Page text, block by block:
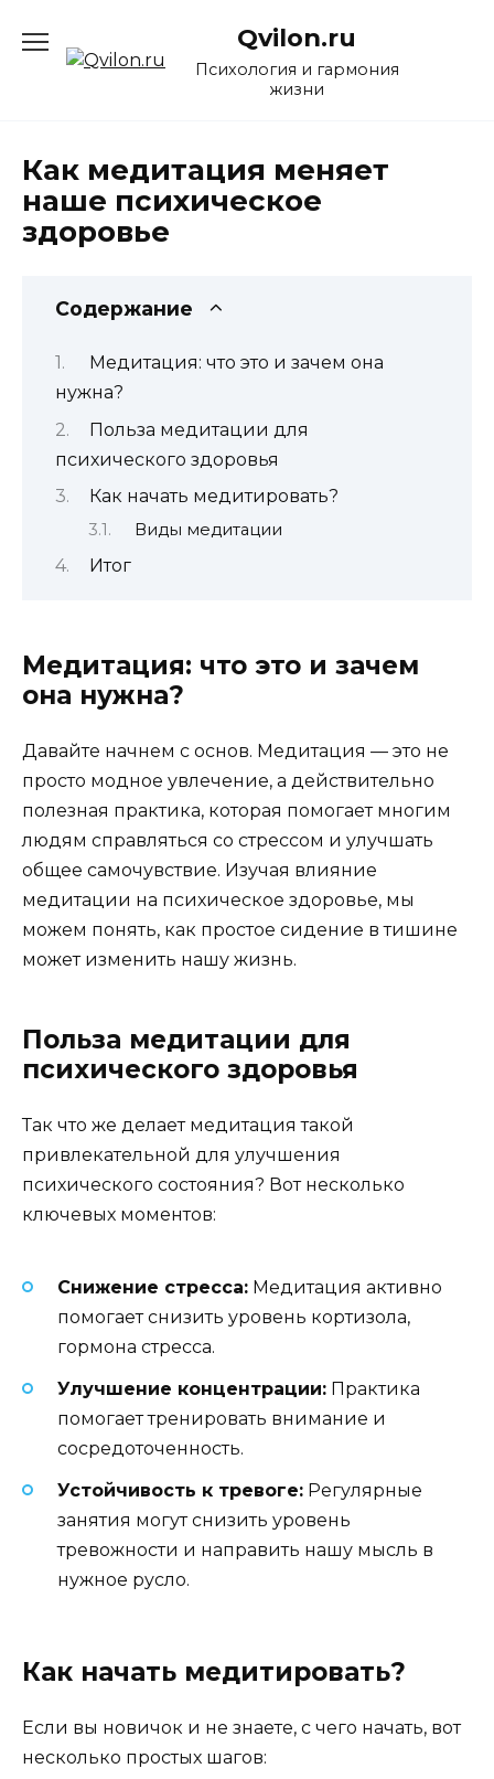
содержанию
Qvilon.ru
Психология и гармония
жизни
Как медитация меняет
наше психическое
здоровье
Содержание
Медитация: что это и зачем она
нужна?
Польза медитации для
психического здоровья
Как начать медитировать?
Виды медитации
Итог
Медитация: что это и зачем
она нужна?
Давайте начнем с основ. Медитация — это не
просто модное увлечение, а действительно
полезная практика, которая помогает многим
людям справляться со стрессом и улучшать
общее самочувствие. Изучая влияние
медитации на психическое здоровье, мы
можем понять, как простое сидение в тишине
может изменить нашу жизнь.
Польза медитации для
психического здоровья
Так что же делает медитация такой
привлекательной для улучшения
психического состояния? Вот несколько
ключевых моментов:
Снижение стресса: Медитация активно
помогает снизить уровень кортизола,
гормона стресса.
Улучшение концентрации: Практика
помогает тренировать внимание и
сосредоточенность.
Устойчивость к тревоге: Регулярные
занятия могут снизить уровень
тревожности и направить нашу мысль в
нужное русло.
Как начать медитировать?
Если вы новичок и не знаете, с чего начать, вот
несколько простых шагов: